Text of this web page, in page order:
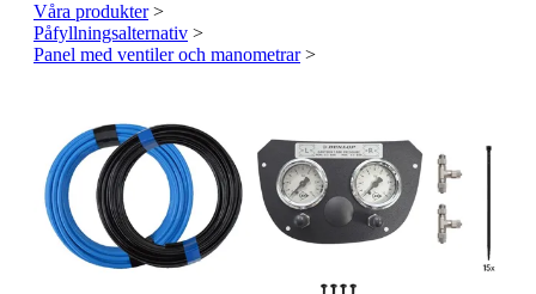
Våra produkter>
Påfyllningsalternativ >
Panel med ventiler och manometrar>